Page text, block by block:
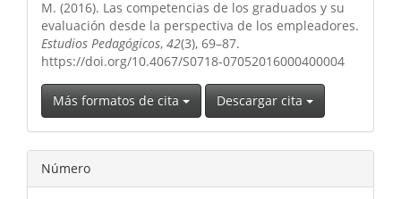
M. (2016). Las competencias de los graduados y su
evaluación desde la perspectiva de los empleadores.
Estudios Pedagógicos, 42(3), 69–87.
https://doi.org/10.4067/S0718-07052016000400004
Más formatos de cita Descargar cita
Número